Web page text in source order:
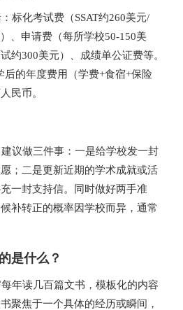
标化考试费（SSAT约260美元/
、申请费（每所学校50-150美
约300美元）、成绩单公证费等。
后的年度费用（学费+食宿+保险
民币。
议做三件事：一是给学校发一封
；二是更新近期的学术成就或活
一封支持信。同时做好两手准
补转正的概率因学校而异，通常
是什么？
年读几百篇文书，模板化的内容
聚焦于一个具体的经历或瞬间，